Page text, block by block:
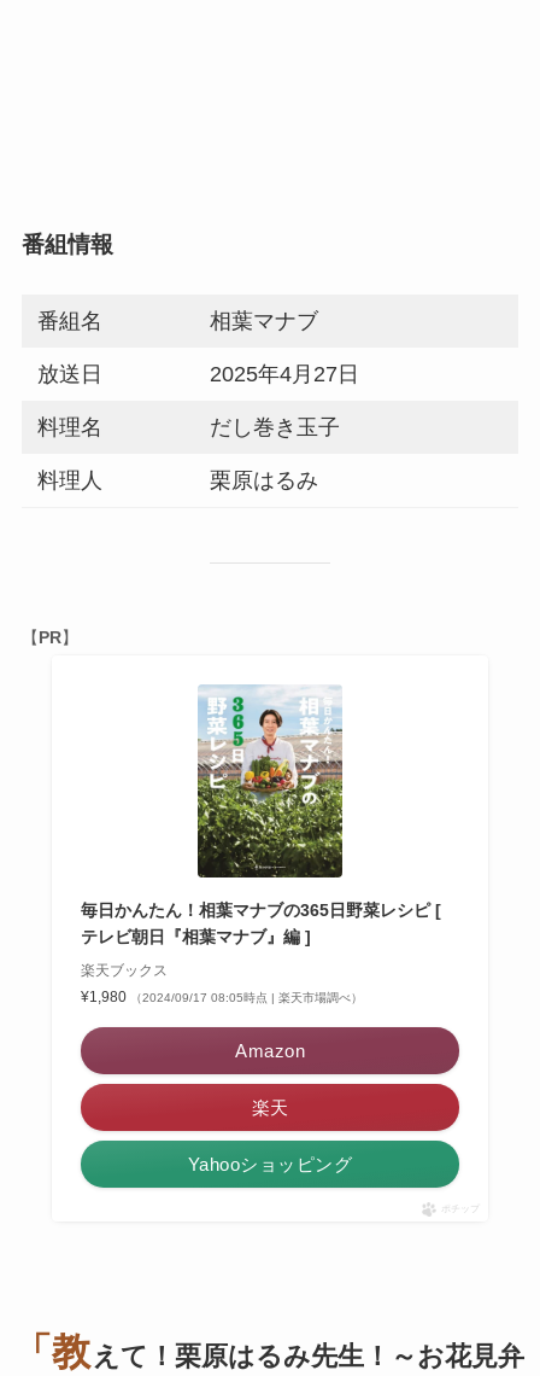
番組情報
番組名 相葉マナブ
放送日 2025年4月27日
料理名 だし巻き玉子
料理人 栗原はるみ
【PR】
毎日かんたん！相葉マナブの365日野菜レシピ [
テレビ朝日『相葉マナブ』編 ]
楽天ブックス
¥1,980
（2024/09/17 08:05時点 | 楽天市場調べ）
Amazon
楽天
Yahooショッピング
ポチップ
「教 えて！栗原はるみ先生！～お花見弁